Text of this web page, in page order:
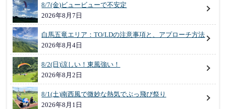
8/7(金)ビュービューで不安定
2026年8月7日
白馬五竜エリア：TO/LDの注意事項と、アプローチ方法
2026年8月4日
8/2(日)涼しい！東風強い！
2026年8月2日
8/1(土)南西風で微妙な熱気でぶっ飛び祭り
2026年8月1日